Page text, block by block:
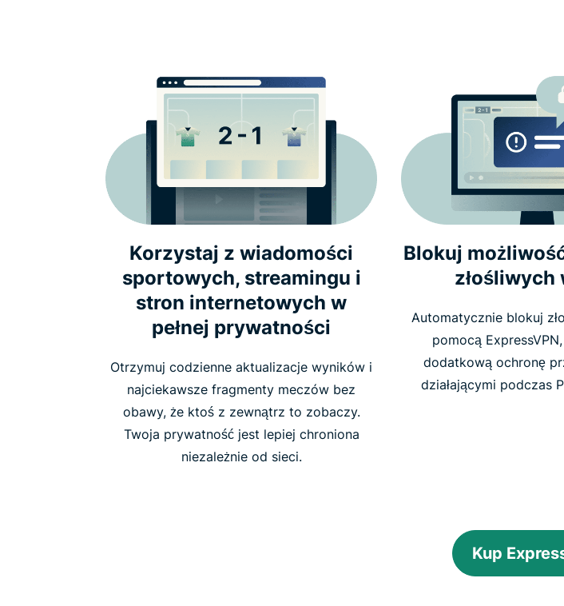
Korzystaj z wiadomości
sportowych, streamingu i
stron internetowych w
pełnej prywatności
Otrzymuj codzienne aktualizacje wyników i
najciekawsze fragmenty meczów bez
obawy, że ktoś z zewnątrz to zobaczy.
Twoja prywatność jest lepiej chroniona
niezależnie od sieci.
Blokuj
złośliwych
Automatycznie blokuj
pomocą
dodatkową ochronę
działającymi podczas
Kup